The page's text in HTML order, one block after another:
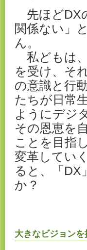
先ほどDX
関係ない」
ん。
私どもは
を受け、そ
の意識と行
たちが日常
ようにデジ
その恩恵を
ことを目指
変革してい
ると、「DX
か？
大きなビジョン